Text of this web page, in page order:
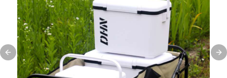
Previous slide